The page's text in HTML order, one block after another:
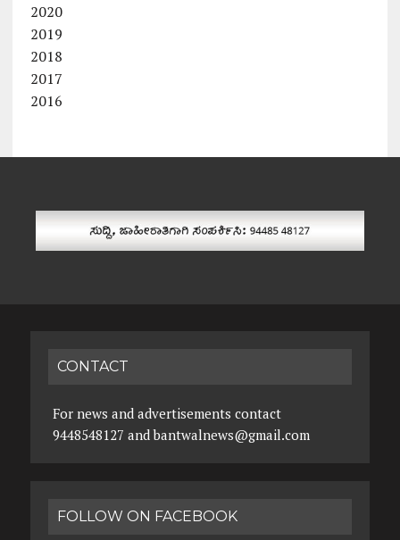
2020
2019
2018
2017
2016
CONTACT
For news and advertisements contact
9448548127 and bantwalnews@gmail.com
FOLLOW ON FACEBOOK